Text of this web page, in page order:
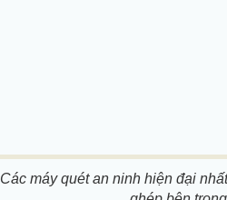
Các máy quét an ninh hiện đại